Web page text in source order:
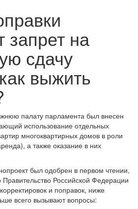
запрет на
сдачу
выжить
палату парламента был внесен
использование отдельных
многоквартирных домов в роли
а также оказание в них
был одобрен в первом чтении,
Российской Федерации
и поправок, ниже
всего вызывают вопросы: